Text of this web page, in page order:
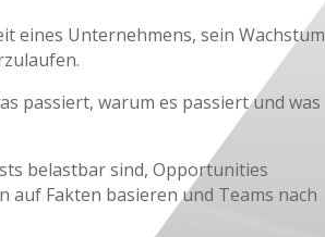
eines Unternehmens, sein Wachstum
passiert, warum es passiert und was
belastbar sind, Opportunities
Fakten basieren und Teams nach